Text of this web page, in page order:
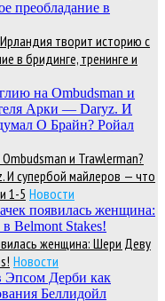
творит историю с
в бридинге, тренинге и
и Trawlerman?
И супербой майлеров — что
1-5 Новости
женщина: Шери Деву
Новости